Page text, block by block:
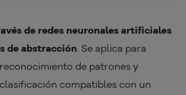
de redes neuronales artificiales
de abstracción . Se aplica para
de patrones y
compatibles con un